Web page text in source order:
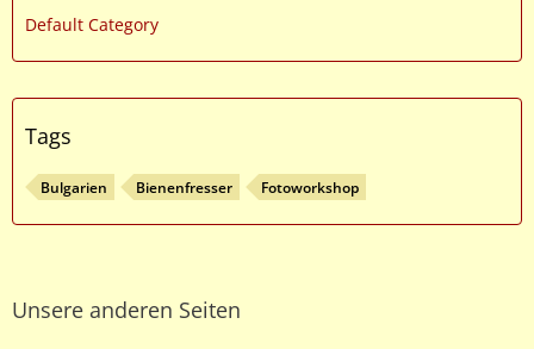
Default Category
Tags
Bulgarien Bienenfresser Fotoworkshop
Unsere anderen Seiten